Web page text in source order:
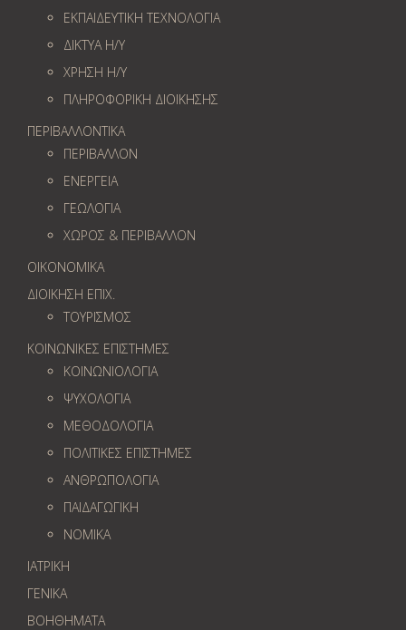
ΕΚΠΑΙΔΕΥΤΙΚΗ ΤΕΧΝΟΛΟΓΙΑ
ΔΙΚΤΥΑ Η/Υ
ΧΡΗΣΗ Η/Υ
ΠΛΗΡΟΦΟΡΙΚΗ ΔΙΟΙΚΗΣΗΣ
ΠΕΡΙΒΑΛΛΟΝΤΙΚΑ
ΠΕΡΙΒΑΛΛΟΝ
ΕΝΕΡΓΕΙΑ
ΓΕΩΛOΓΙΑ
ΧΩΡΟΣ & ΠΕΡΙΒΑΛΛΟΝ
ΟΙΚΟΝΟΜΙΚΑ
ΔΙΟΙΚΗΣΗ ΕΠΙΧ.
ΤΟΥΡΙΣΜΟΣ
ΚΟΙΝΩΝΙΚΕΣ ΕΠΙΣΤΗΜΕΣ
ΚΟΙΝΩΝΙΟΛΟΓΙΑ
ΨΥΧΟΛΟΓΙΑ
ΜΕΘΟΔΟΛΟΓΙΑ
ΠΟΛΙΤΙΚΕΣ ΕΠΙΣΤΗΜΕΣ
ΑΝΘΡΩΠΟΛΟΓΙΑ
ΠΑΙΔΑΓΩΓΙΚΗ
ΝΟΜΙΚΑ
ΙΑΤΡΙΚΗ
ΓΕΝΙΚΑ
ΒΟΗΘΗΜΑΤΑ